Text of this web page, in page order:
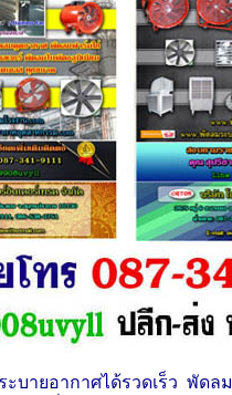
ะบายอากาศได้รวดเร็ว พั